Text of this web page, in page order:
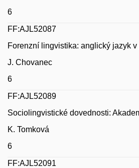
6
FF:AJL52087
Forenzní lingvistika: anglický jazyk
J. Chovanec
6
FF:AJL52089
Sociolingvistické dovednosti:
K. Tomková
6
FF:AJL52091